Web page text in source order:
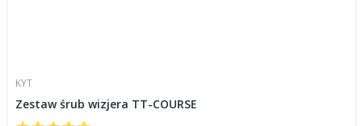
KYT
Zestaw śrub wizjera TT-COURSE